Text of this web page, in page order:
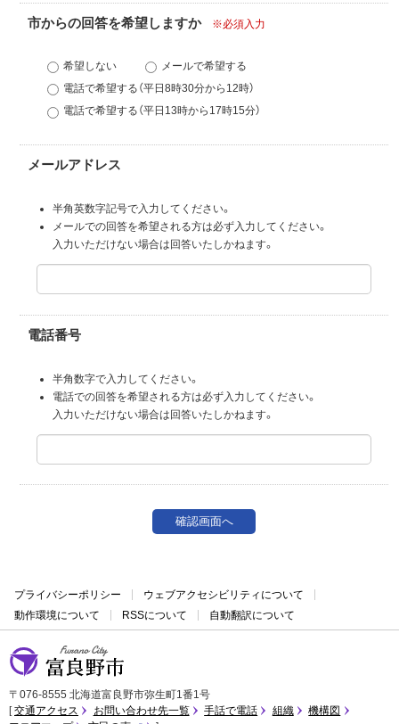
市からの回答を希望しますか ※必須入力
希望しない
メールで希望する
電話で希望する（平日8時30分から12時）
電話で希望する（平日13時から17時15分）
メールアドレス
半角英数字記号で入力してください。
メールでの回答を希望される方は必ず入力してください。
入力いただけない場合は回答いたしかねます。
電話番号
半角数字で入力してください。
電話での回答を希望される方は必ず入力してください。
入力いただけない場合は回答いたしかねます。
プライバシーポリシー
ウェブアクセシビリティについて
動作環境について
RSSについて 自動翻訳について
〒076-8555 北海道富良野市弥生町1番1号
交通アクセス
お問い合わせ先一覧 手話で電話 組織
機構図